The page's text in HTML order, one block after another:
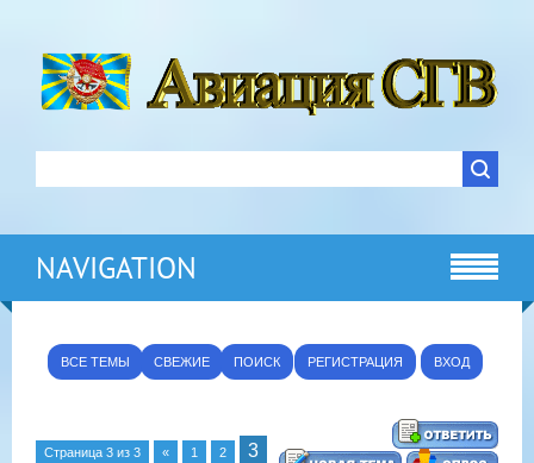
NAVIGATION
ВСЕ ТЕМЫ СВЕЖИЕ ПОИСК РЕГИСТРАЦИЯ ВХОД
Страница 3 из 3 « 1 2 3